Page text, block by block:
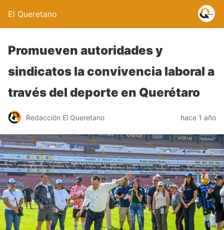
El Queretano
Promueven autoridades y
sindicatos la convivencia laboral a
través del deporte en Querétaro
Redacción El Queretano hace 1 año